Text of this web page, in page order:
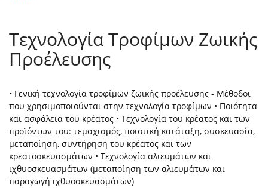
Τεχνολογία Τροφίμων Ζωικής
Προέλευσης
• Γενική τεχνολογία τροφίμων ζωικής προέλευσης - Μέθοδοι
που χρησιμοποιούνται στην τεχνολογία τροφίμων • Ποιότητα
και ασφάλεια του κρέατος • Τεχνολογία του κρέατος και των
προϊόντων του: τεμαχισμός, ποιοτική κατάταξη, συσκευασία,
μεταποίηση, συντήρηση του κρέατος και των
κρεατοσκευασμάτων • Τεχνολογία αλιευμάτων και
ιχθυοσκευασμάτων (μεταποίηση των αλιευμάτων και
παραγωγή ιχθυοσκευασμάτων)